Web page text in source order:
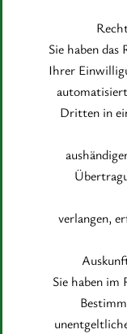
Sie haben
Ihrer
Dritten in
verlangen,
Sie haben im